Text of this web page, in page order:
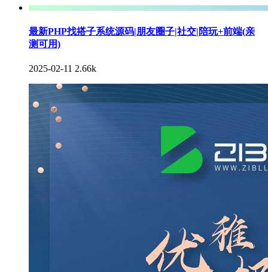
最新PHP找搭子系统源码|朋友圈子|社交|陪玩+前端(亲
测可用)
2025-02-11 2.66k